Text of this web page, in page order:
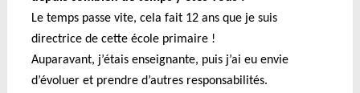
Le temps passe vite, cela fait 12 ans que je suis
directrice de cette école primaire !
Auparavant, j’étais enseignante, puis j’ai eu envie
d’évoluer et prendre d’autres responsabilités.